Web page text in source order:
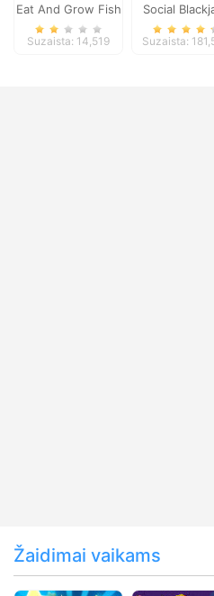
Eat And Grow Fish
Suzaista: 14,519
Social
Suzaista:
Žaidimai vaikams